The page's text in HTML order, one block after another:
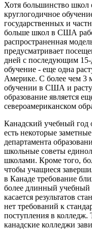
Хотя большинство школ
круглогодичное
государственных и
больше школ в США
распространенная
предусматривает
дней с последующим
обучение - еще одна
Америке. С более чем 3
обучении в США и
образование является
североамериканском
Канадский учебный год
есть некоторые
департамента
школьные советы
школами. Кроме того,
чтобы учащиеся
в Канаде требование
более длинный учебный
касается результатов
нет требований к
поступления в колледж.
канадские колледжи